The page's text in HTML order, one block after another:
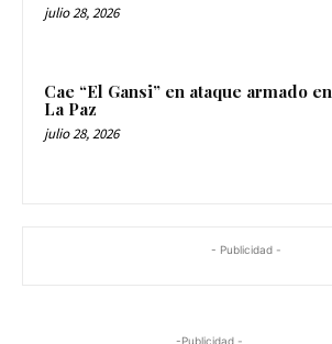
julio 28, 2026
Cae “El Gansi” en ataque armado en
La Paz
julio 28, 2026
- Publicidad -
-Publicidad -